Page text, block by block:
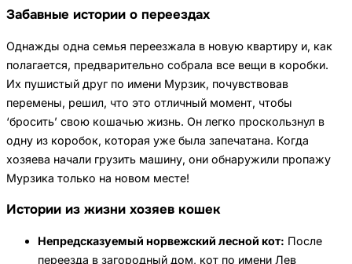
Забавные истории о переездах
Однажды одна семья переезжала в новую квартиру и, как
полагается, предварительно собрала все вещи в коробки.
Их пушистый друг по имени Мурзик, почувствовав
перемены, решил, что это отличный момент, чтобы
‘бросить’ свою кошачью жизнь. Он легко проскользнул в
одну из коробок, которая уже была запечатана. Когда
хозяева начали грузить машину, они обнаружили пропажу
Мурзика только на новом месте!
Истории из жизни хозяев кошек
Непредсказуемый норвежский лесной кот: После
переезда в загородный дом, кот по имени Лев